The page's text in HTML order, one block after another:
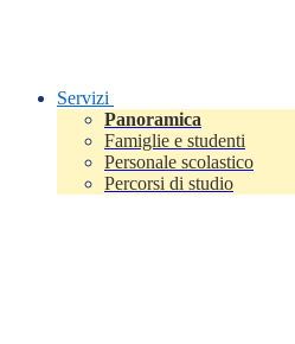
Servizi
Panoramica
Famiglie e studenti
Personale scolastico
Percorsi di studio